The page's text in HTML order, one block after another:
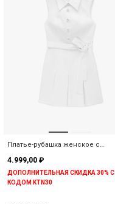
Платье-рубашка женское с
4.999,00 ₽
ДОПОЛНИТЕЛЬНАЯ СКИДКА 30% С
КОДОМ KTN30